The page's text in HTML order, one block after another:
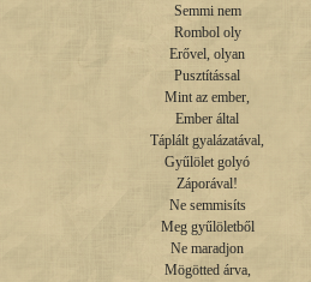
Semmi nem
Rombol oly
Erővel, olyan
Pusztítással
Mint az ember,
Ember által
Táplált gyalázatával,
Gyűlölet golyó
Záporával!
Ne semmisíts
Meg gyűlöletből
Ne maradjon
Mögötted árva,